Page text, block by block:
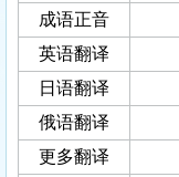
成语正音
英语翻译
日语翻译
俄语翻译
更多翻译